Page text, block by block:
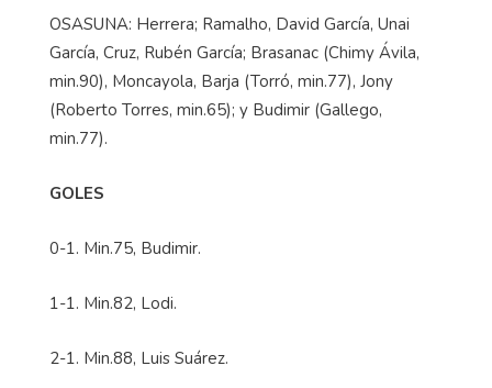
OSASUNA: Herrera; Ramalho, David García, Unai
García, Cruz, Rubén García; Brasanac (Chimy Ávila,
min.90), Moncayola, Barja (Torró, min.77), Jony
(Roberto Torres, min.65); y Budimir (Gallego,
min.77).
GOLES
0-1. Min.75, Budimir.
1-1. Min.82, Lodi.
2-1. Min.88, Luis Suárez.